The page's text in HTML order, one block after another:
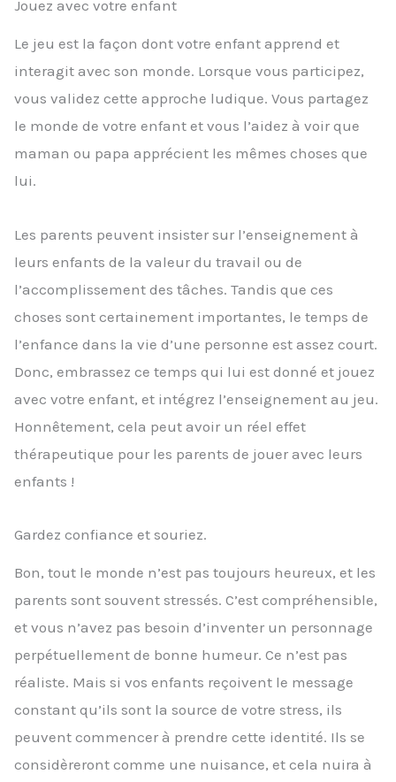
Jouez avec votre enfant
Le jeu est la façon dont votre enfant apprend et
interagit avec son monde. Lorsque vous participez,
vous validez cette approche ludique. Vous partagez
le monde de votre enfant et vous l’aidez à voir que
maman ou papa apprécient les mêmes choses que
lui.
Les parents peuvent insister sur l’enseignement à
leurs enfants de la valeur du travail ou de
l’accomplissement des tâches. Tandis que ces
choses sont certainement importantes, le temps de
l’enfance dans la vie d’une personne est assez court.
Donc, embrassez ce temps qui lui est donné et jouez
avec votre enfant, et intégrez l’enseignement au jeu.
Honnêtement, cela peut avoir un réel effet
thérapeutique pour les parents de jouer avec leurs
enfants !
Gardez confiance et souriez.
Bon, tout le monde n’est pas toujours heureux, et les
parents sont souvent stressés. C’est compréhensible,
et vous n’avez pas besoin d’inventer un personnage
perpétuellement de bonne humeur. Ce n’est pas
réaliste. Mais si vos enfants reçoivent le message
constant qu’ils sont la source de votre stress, ils
peuvent commencer à prendre cette identité. Ils se
considèreront comme une nuisance, et cela nuira à